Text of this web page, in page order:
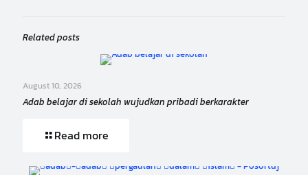
Related posts
August 10, 2026
Adab belajar di sekolah wujudkan pribadi berkarakter
Read more